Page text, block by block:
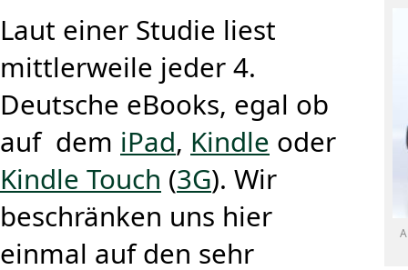
Laut einer Studie liest
mittlerweile jeder 4.
Deutsche eBooks, egal ob
auf dem iPad, Kindle oder
Kindle Touch (3G). Wir
beschränken uns hier
einmal auf den sehr